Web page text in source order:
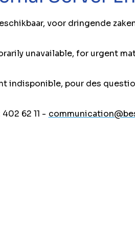
voor dringende
unavailable, for urgent
indisponible, pour des
62 11 -